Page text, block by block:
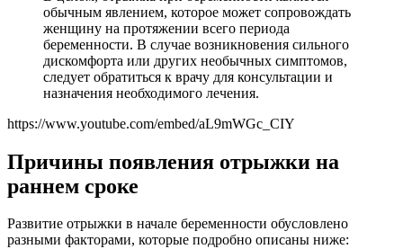
обычным явлением, которое может сопровождать
женщину на протяжении всего периода
беременности. В случае возникновения сильного
дискомфорта или других необычных симптомов,
следует обратиться к врачу для консультации и
назначения необходимого лечения.
https://www.youtube.com/embed/aL9mWGc_CIY
Причины появления отрыжки на
раннем сроке
Развитие отрыжки в начале беременности обусловлено
разными факторами, которые подробно описаны ниже: